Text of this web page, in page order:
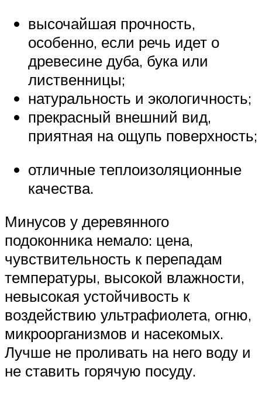
высочайшая прочность,
особенно, если речь идет о
древесине дуба, бука или
лиственницы;
натуральность и экологичность;
прекрасный внешний вид,
приятная на ощупь поверхность;
отличные теплоизоляционные
качества.
Минусов у деревянного
подоконника немало: цена,
чувствительность к перепадам
температуры, высокой влажности,
невысокая устойчивость к
воздействию ультрафиолета, огню,
микроорганизмов и насекомых.
Лучше не проливать на него воду и
не ставить горячую посуду.